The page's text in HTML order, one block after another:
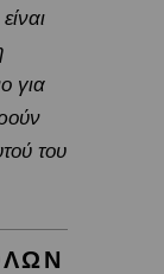
για
του